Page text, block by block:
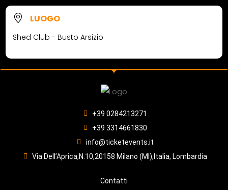
LUOGO
Shed Club - Busto Arsizio
+39 0284213271
+39 3314661830
info@ticketevents.it
Via Dell’Aprica,N.10,20158 Milano (MI),Italia, Lombardia
Contatti